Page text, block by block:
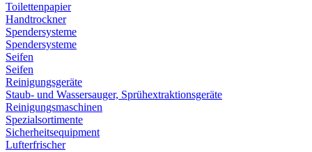
Toilettenpapier
Handtrockner
Spendersysteme
Spendersysteme
Seifen
Seifen
Reinigungsgeräte
Staub- und Wassersauger, Sprühextraktionsgeräte
Reinigungsmaschinen
Spezialsortimente
Sicherheitsequipment
Lufterfrischer